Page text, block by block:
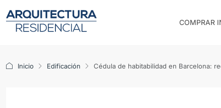
COMPRAR
Inicio Edificación Cédula de habitabilidad en Barcelona: